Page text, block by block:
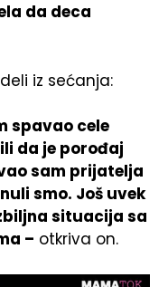
da deca
iz sećanja:
spavao cele
da je porođaj
sam prijatelja
smo. Još uvek
situacija sa
– otkriva on.